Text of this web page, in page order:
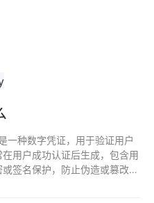
一种数字凭证，用于验证用户
用户成功认证后生成，包含用
签名保护，防止伪造或篡改。